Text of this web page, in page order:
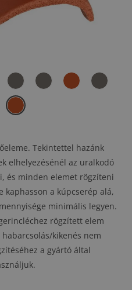
Tekintettel hazánk
elhelyezésénél az uralkodó
és minden elemet rögzíteni
kaphasson a kúpcserép alá,
minimális legyen.
rögzített elem
kikenés nem
a gyártó által